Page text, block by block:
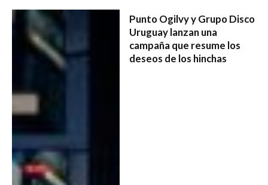
Punto Ogilvy y Grupo Disco
Uruguay lanzan una
campaña que resume los
deseos de los hinchas